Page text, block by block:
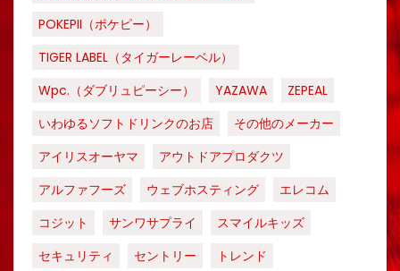
POKEPII（ポケピー）
TIGER LABEL（タイガーレーベル）
Wpc.（ダブリュピーシー）
YAZAWA
ZEPEAL
いわゆるソフトドリンクのお店
その他のメーカー
アイリスオーヤマ
アウトドアプロダクツ
アルファフーズ
ウェブホスティング
エレコム
コジット
サンワサプライ
スマイルキッズ
セキュリティ
セントリー
トレンド